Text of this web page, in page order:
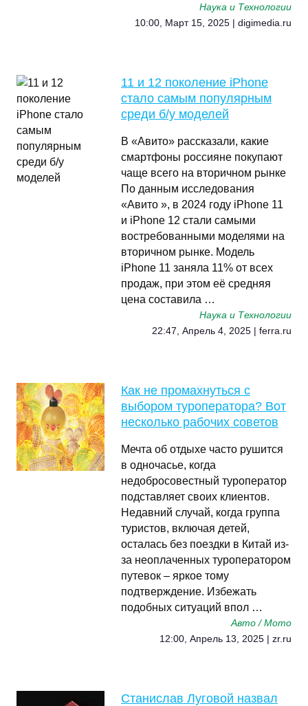
Наука и Технологии
10:00, Март 15, 2025 | digimedia.ru
11 и 12 поколение iPhone
стало самым популярным
среди б/у моделей
В «Авито» рассказали, какие
смартфоны россияне покупают
чаще всего на вторичном рынке
По данным исследования
«Авито », в 2024 году iPhone 11
и iPhone 12 стали самыми
востребованными моделями на
вторичном рынке. Модель
iPhone 11 заняла 11% от всех
продаж, при этом её средняя
цена составила …
Наука и Технологии
22:47, Апрель 4, 2025 | ferra.ru
Как не промахнуться с
выбором туроператора? Вот
несколько рабочих советов
Мечта об отдыхе часто рушится
в одночасье, когда
недобросовестный туроператор
подставляет своих клиентов.
Недавний случай, когда группа
туристов, включая детей,
осталась без поездки в Китай из-
за неоплаченных туроператором
путевок – яркое тому
подтверждение. Избежать
подобных ситуаций впол …
Авто / Мото
12:00, Апрель 13, 2025 | zr.ru
Станислав Луговой назвал